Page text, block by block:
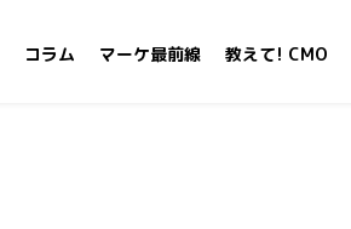
コラム マーケ最前線 教えて! CMO